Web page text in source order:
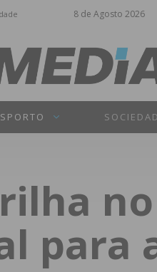
8 de Agosto 2026
para